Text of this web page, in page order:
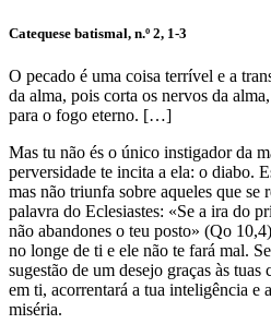
Catequese batismal, n.º 2, 1-3
O pecado é uma coisa terrível e a
da alma, pois corta os nervos da
para o fogo eterno. […]
Mas tu não és o único instigador da
perversidade te incita a ela: o diabo.
mas não triunfa sobre aqueles que se
palavra do Eclesiastes: «Se a ira do
não abandones o teu posto» (Qo
no longe de ti e ele não te fará mal.
sugestão de um desejo graças às
em ti, acorrentará a tua inteligência e
miséria.